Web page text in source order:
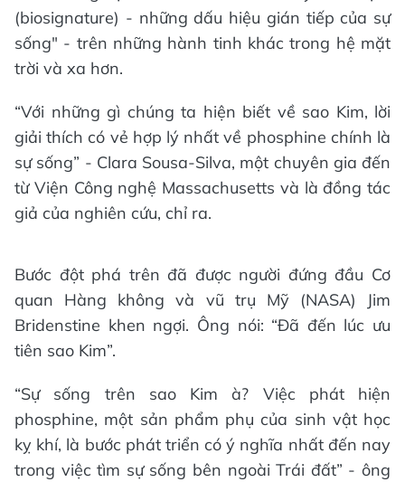
(biosignature) - những dấu hiệu gián tiếp của sự
sống" - trên những hành tinh khác trong hệ mặt
trời và xa hơn.
“Với những gì chúng ta hiện biết về sao Kim, lời
giải thích có vẻ hợp lý nhất về phosphine chính là
sự sống” - Clara Sousa-Silva, một chuyên gia đến
từ Viện Công nghệ Massachusetts và là đồng tác
giả của nghiên cứu, chỉ ra.
Bước đột phá trên đã được người đứng đầu Cơ
quan Hàng không và vũ trụ Mỹ (NASA) Jim
Bridenstine khen ngợi. Ông nói: “Đã đến lúc ưu
tiên sao Kim”.
“Sự sống trên sao Kim à? Việc phát hiện
phosphine, một sản phẩm phụ của sinh vật học
kỵ khí, là bước phát triển có ý nghĩa nhất đến nay
trong việc tìm sự sống bên ngoài Trái đất” - ông